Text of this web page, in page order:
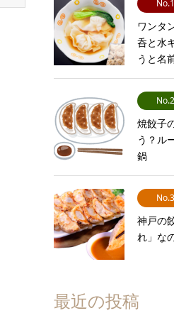
No.1
ワンタ
呑と水
うと名
No.2
焼餃子
う？ル
鍋
No.3
神戸の
れ」な
最近の投稿